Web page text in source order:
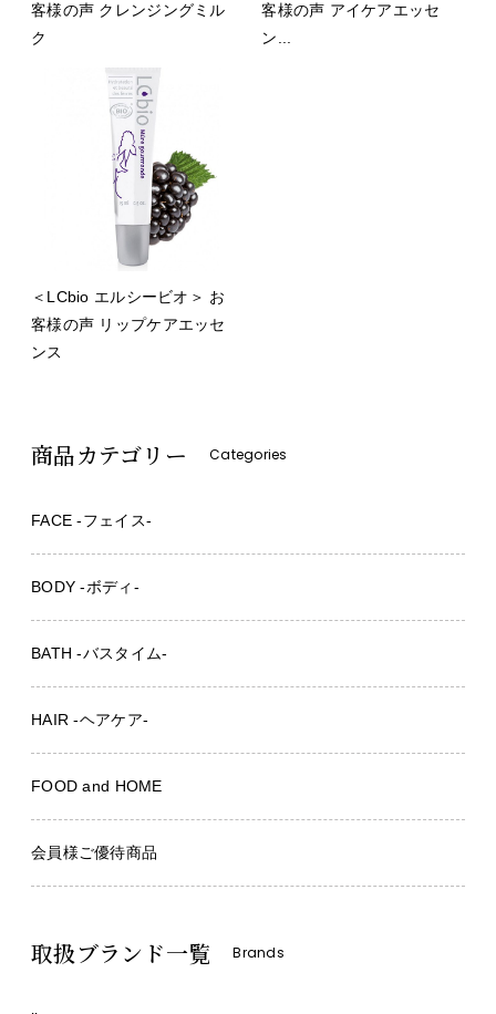
客様の声 クレンジングミル
ク
客様の声 アイケアエッセ
ン...
＜LCbio エルシービオ＞ お
客様の声 リップケアエッセ
ンス
商品カテゴリー Categories
FACE -フェイス-
BODY -ボディ-
BATH -バスタイム-
HAIR -ヘアケア-
FOOD and HOME
会員様ご優待商品
取扱ブランド一覧 Brands